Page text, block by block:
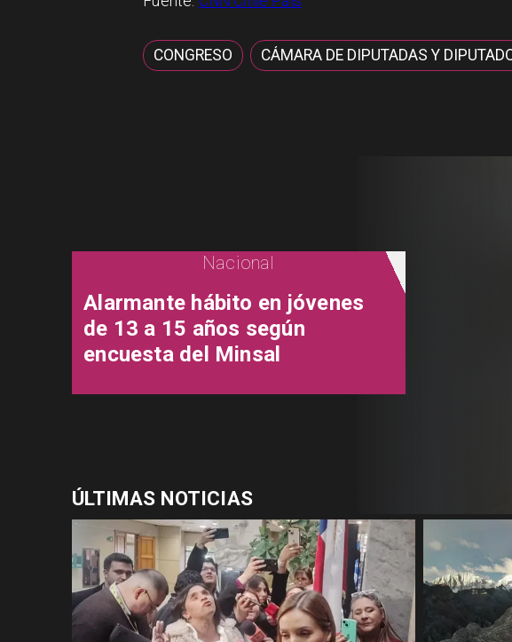
CONGRESO CÁMARA DE DIPUTADAS Y
Nacional
Alarmante hábito en jóvenes
de 13 a 15 años según
encuesta del Minsal
ÚLTIMAS NOTICIAS